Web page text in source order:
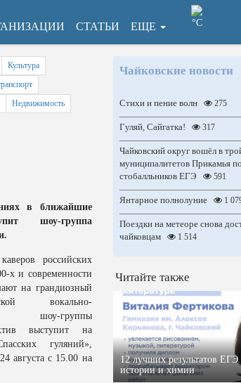
СТАТЬИ ЕЩЕ °C
Культура
Недвижимость
в ближайшие
шоу-группа
российских
х и современности
на грандиозный
вокально-
шоу-группы
выступит на
гуляний»,
августа с 15.00 на
Чайковские новости
Стихи и пение волн 275
Гуляй, Сайгатка! 317
Чайковский округ вошёл в
муниципалитетов Прикамья
стобалльников ЕГЭ
591
Янтарное полнолуние 1
Поездки на метеоре снова
чайковцам
1 514
Читайте также
12 лучших результатов ЕГЭ
истории и химии